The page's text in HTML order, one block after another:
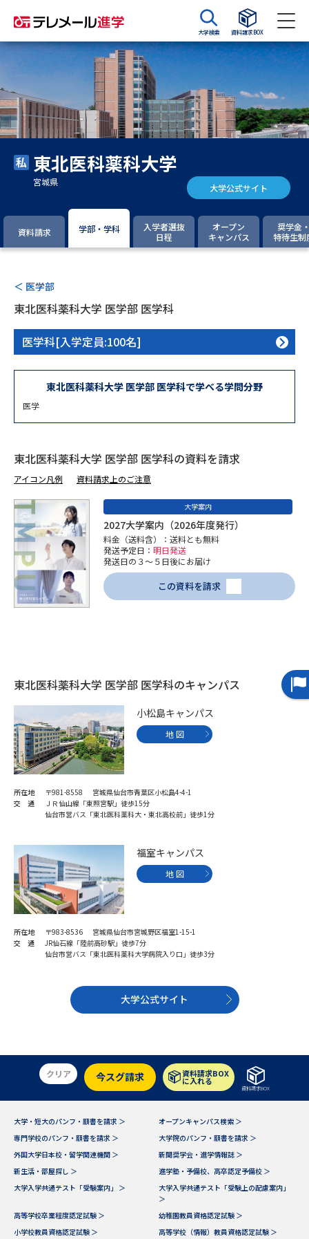
大学検索 資料請求BOX
資料請求 資料検索
大学・短大の資料種類から請求
大学パンフ 学部・学科パンフ
大学入学共通テスト利用選抜の
過去問題集
専門学校の資料請求 大学院の資料請求
留学・進学関連、塾・予備校
大学入学共通テスト「受験案
内」の請求
大学入学共通テスト「受験上の
配慮案内」の請求
高等学校卒業程度認定試験
幼稚園教員資格認定試験 小学校教員資格認定試験
高等学校（情報）教員資格認定
大学研究 大学検索
大学で学べる内容や特徴を調べる
新増設大学・学部・学科特集
国際・グローバルに強い大学特
デジタルパンフレット 進路の３択
新学年スタート号特集ページ
（高3生用）
新学年スタート号特集ページ
（高2生用）
SELFBRAND特集ページ
オープンキャンパスなどを調べる
来場型・Web型イベント特集 夢ナビライブ
受験準備
志望校・出願校を調べる
先輩が入学を決めた理由 テレメール全国一斉進学調査
学問発見 学問検索
東北医科薬科大学
宮城県 大学公式サイト
資料請求 学部・学科
入学者選抜
日程
オープン
キャンパス
奨学金
特待生制
＜ 医学部
東北医科薬科大学 医学部 医学科
医学科[入学定員:100名]
東北医科薬科大学 医学部 医学科で学べる学問分野
医学
東北医科薬科大学 医学部 医学科の資料を請求
アイコン凡例 資料請求上のご注意
大学案内
2027大学案内（2026年度発行）
料金（送料含）：送料とも無料
発送予定日： 明日発送
発送日の３～５日後にお届け
この資料を請求
東北医科薬科大学 医学部 医学科のキャンパス
小松島キャンパス
地 図
所在地
〒981-8558 宮城県仙台市青葉区小松島4-4-1
交 通
ＪＲ仙山線「東照宮駅」徒歩15分
仙台市営バス「東北医科薬科大・東北高校前」徒歩1分
福室キャンパス
地 図
所在地
〒983-8536 宮城県仙台市宮城野区福室1-15-1
交 通
JR仙石線「陸前高砂駅」徒歩7分
仙台市営バス「東北医科薬科大学病院入り口」徒歩3分
大学公式サイト
クリア 今スグ請求 資料請求BOX
に入れる
資料請求BOX
大学・短大のパンフ・願書を請求 ＞
オープンキャンパス検索 ＞
専門学校のパンフ・願書を請求 ＞
大学院のパンフ・願書を請求 ＞
外国大学日本校・留学関連機関 ＞
新聞奨学会・進学情報誌 ＞
新生活・部屋探し ＞
進学塾・予備校、高卒認定予備校 ＞
大学入学共通テスト「受験案内」 ＞
大学入学共通テスト「受験上の配慮案内」
＞
高等学校卒業程度認定試験 ＞
幼稚園教員資格認定試験 ＞
小学校教員資格認定試験 ＞
高等学校（情報）教員資格認定試験 ＞